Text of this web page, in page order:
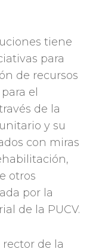
tiene
para
de recursos
el
de la
y su
con miras
otros
por la
de la PUCV.
de la